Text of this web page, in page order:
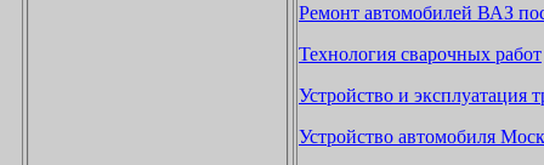
Ремонт автомобилей ВАЗ
Технология сварочных работ
Устройство и эксплуатация
Устройство автомобиля